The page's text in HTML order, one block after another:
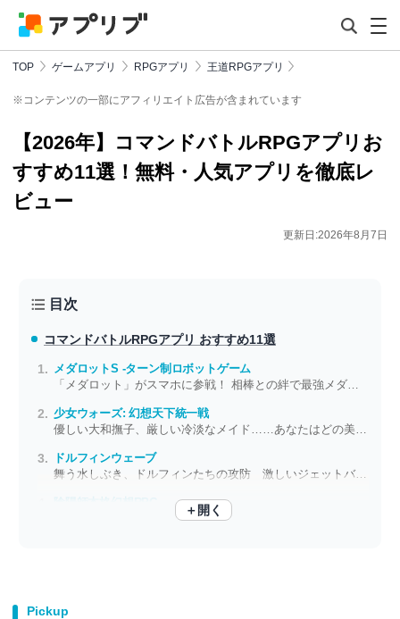
TOP ゲームアプリ RPGアプリ 王道RPGアプリ
※コンテンツの一部にアフィリエイト広告が含まれています
【2026年】コマンドバトルRPGアプリお
すすめ11選！無料・人気アプリを徹底レ
ビュー
更新日:2026年8月7日
目次
コマンドバトルRPGアプリ おすすめ11選
メダロットS -ターン制ロボットゲーム
「メダロット」がスマホに参戦！ 相棒との絆で最強メダロッターを目指せ
少女ウォーズ: 幻想天下統一戦
優しい大和撫子、厳しい冷淡なメイド……あなたはどの美少女と交流する？
ドルフィンウェーブ
舞う水しぶき、ドルフィンたちの攻防 激しいジェットバトルの幕が開ける
＋開く
Pickup